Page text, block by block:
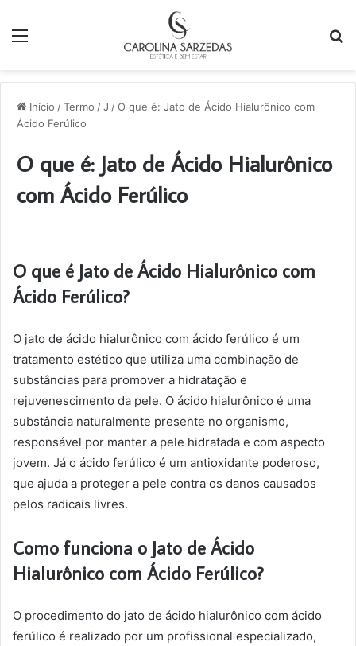
Início /Termo /J /O que é: Jato de Ácido Hialurônico com
Ácido Ferúlico
O que é: Jato de Ácido Hialurônico
com Ácido Ferúlico
O que é Jato de Ácido Hialurônico com
Ácido Ferúlico?
O jato de ácido hialurônico com ácido ferúlico é um
tratamento estético que utiliza uma combinação de
substâncias para promover a hidratação e
rejuvenescimento da pele. O ácido hialurônico é uma
substância naturalmente presente no organismo,
responsável por manter a pele hidratada e com aspecto
jovem. Já o ácido ferúlico é um antioxidante poderoso,
que ajuda a proteger a pele contra os danos causados
pelos radicais livres.
Como funciona o Jato de Ácido
Hialurônico com Ácido Ferúlico?
O procedimento do jato de ácido hialurônico com ácido
ferúlico é realizado por um profissional especializado,